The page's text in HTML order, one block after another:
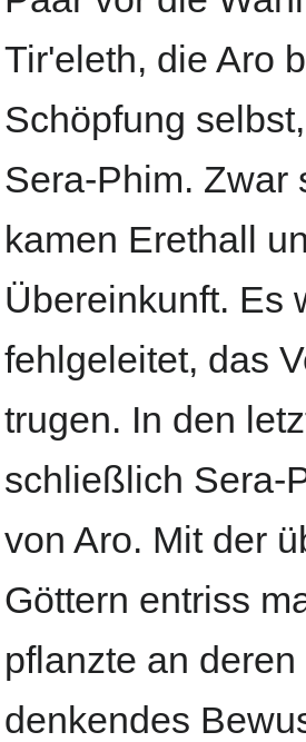
Tir'eleth, die Aro
Schöpfung
Sera-Phim. Zwar
kamen Erethall
Übereinkunft. Es
fehlgeleitet, das
trugen. In den
schließlich Sera-
von Aro. Mit der
Göttern entriss
pflanzte an
denkendes